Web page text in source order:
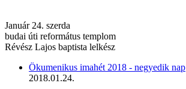
Január 24. szerda
budai úti református templom
Révész Lajos baptista lelkész
Ökumenikus imahét 2018 - negyedik nap
2018.01.24.